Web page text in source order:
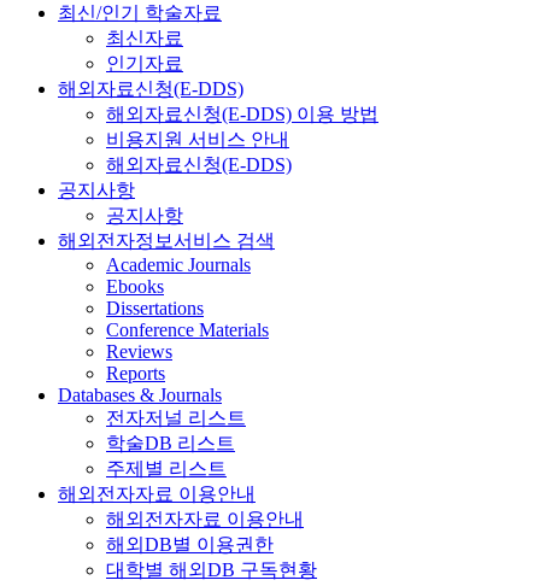
최신/인기 학술자료
최신자료
인기자료
해외자료신청(E-DDS)
해외자료신청(E-DDS) 이용 방법
비용지원 서비스 안내
해외자료신청(E-DDS)
공지사항
공지사항
해외전자정보서비스 검색
Academic Journals
Ebooks
Dissertations
Conference Materials
Reviews
Reports
Databases & Journals
전자저널 리스트
학술DB 리스트
주제별 리스트
해외전자자료 이용안내
해외전자자료 이용안내
해외DB별 이용권한
대학별 해외DB 구독현황